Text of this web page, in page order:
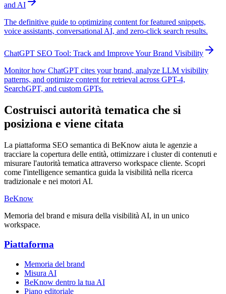
and AI
The definitive guide to optimizing content for featured snippets,
voice assistants, conversational AI, and zero-click search results.
ChatGPT SEO Tool: Track and Improve Your Brand Visibility
Monitor how ChatGPT cites your brand, analyze LLM visibility
patterns, and optimize content for retrieval across GPT-4,
SearchGPT, and custom GPTs.
Costruisci autorità tematica che si
posiziona e viene citata
La piattaforma SEO semantica di BeKnow aiuta le agenzie a
tracciare la copertura delle entità, ottimizzare i cluster di contenuti e
misurare l'autorità tematica attraverso workspace cliente. Scopri
come l'intelligence semantica guida la visibilità nella ricerca
tradizionale e nei motori AI.
BeKnow
Memoria del brand e misura della visibilità AI, in un unico
workspace.
Piattaforma
Memoria del brand
Misura AI
BeKnow dentro la tua AI
Piano editoriale